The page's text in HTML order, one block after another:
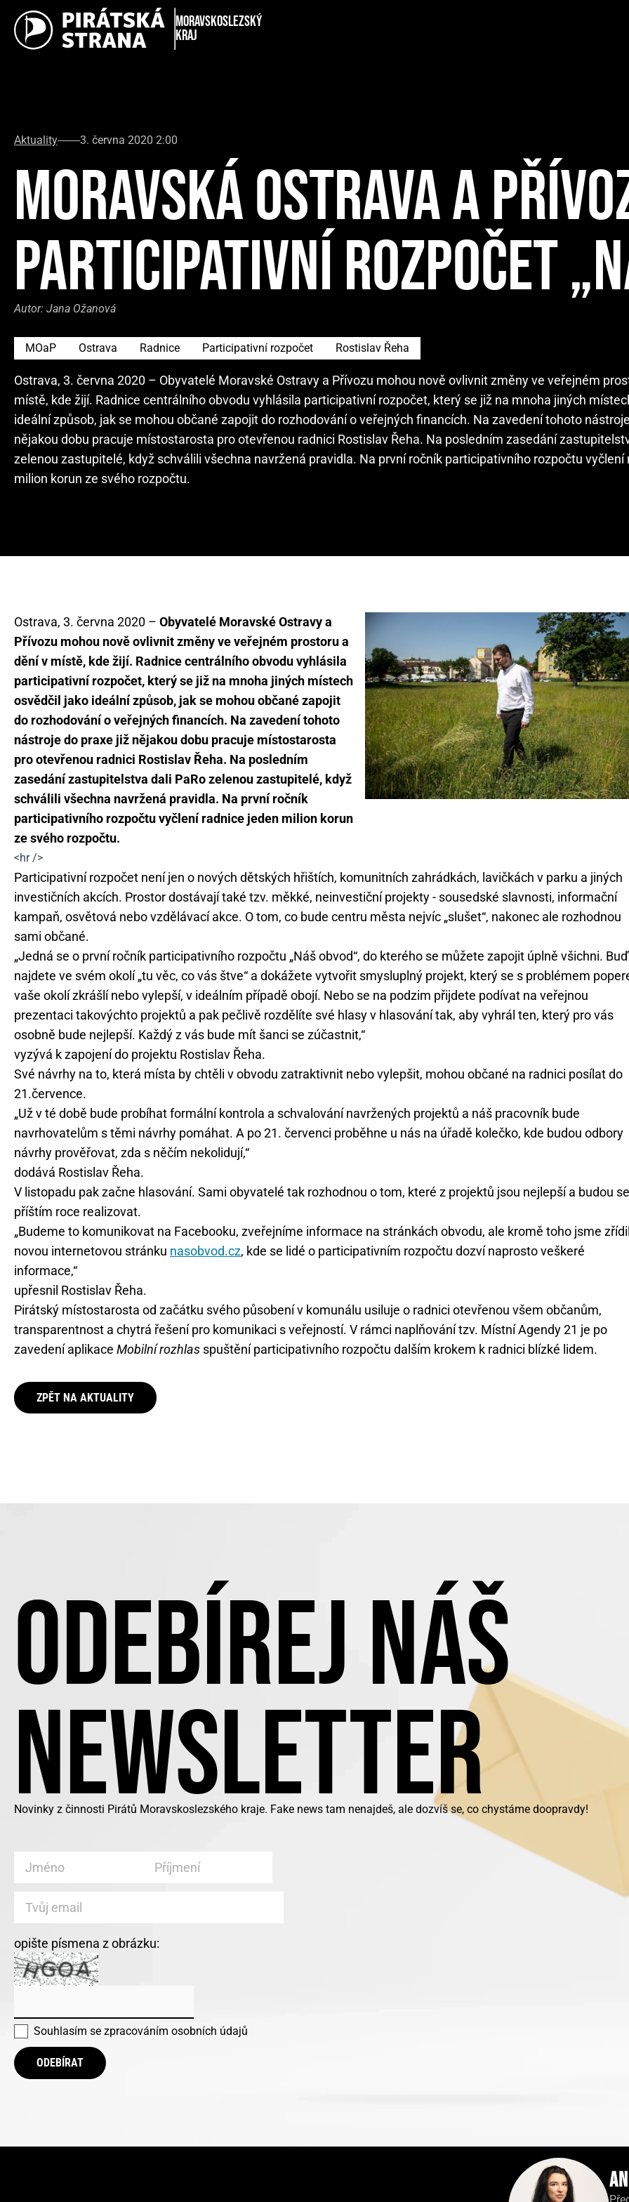
Moravskoslezský
kraj
Aktuality 3. června 2020 2:00
MORAVSKÁ OSTRAVA A
PARTICIPATIVNÍ ROZPOČET
Autor: Jana Ožanová
MOaP Ostrava Radnice Participativní rozpočet Rostislav Řeha
Ostrava, 3. června 2020 – Obyvatelé Moravské Ostravy a Přívozu mohou nově ovlivnit změny ve veřejném
místě, kde žijí. Radnice centrálního obvodu vyhlásila participativní rozpočet, který se již na mnoha jiných
ideální způsob, jak se mohou občané zapojit do rozhodování o veřejných financích. Na zavedení tohoto
nějakou dobu pracuje místostarosta pro otevřenou radnici Rostislav Řeha. Na posledním zasedání
zelenou zastupitelé, když schválili všechna navržená pravidla. Na první ročník participativního rozpočtu vyčlení
milion korun ze svého rozpočtu.
Ostrava, 3. června 2020 – Obyvatelé Moravské Ostravy a
Přívozu mohou nově ovlivnit změny ve veřejném prostoru a
dění v místě, kde žijí. Radnice centrálního obvodu vyhlásila
participativní rozpočet, který se již na mnoha jiných místech
osvědčil jako ideální způsob, jak se mohou občané zapojit
do rozhodování o veřejných financích. Na zavedení tohoto
nástroje do praxe již nějakou dobu pracuje místostarosta
pro otevřenou radnici Rostislav Řeha. Na posledním
zasedání zastupitelstva dali PaRo zelenou zastupitelé, když
schválili všechna navržená pravidla. Na první ročník
participativního rozpočtu vyčlení radnice jeden milion korun
ze svého rozpočtu.
<hr />
Participativní rozpočet není jen o nových dětských hřištích, komunitních zahrádkách, lavičkách v parku a jiných
investičních akcích. Prostor dostávají také tzv. měkké, neinvestiční projekty - sousedské slavnosti, informační
kampaň, osvětová nebo vzdělávací akce. O tom, co bude centru města nejvíc „slušet“, nakonec ale rozhodnou
sami občané.
„Jedná se o první ročník participativního rozpočtu „Náš obvod“, do kterého se můžete zapojit úplně všichni. Buď
najdete ve svém okolí „tu věc, co vás štve“ a dokážete vytvořit smysluplný projekt, který se s problémem
vaše okolí zkrášlí nebo vylepší, v ideálním případě obojí. Nebo se na podzim přijdete podívat na veřejnou
prezentaci takovýchto projektů a pak pečlivě rozdělíte své hlasy v hlasování tak, aby vyhrál ten, který pro vás
osobně bude nejlepší. Každý z vás bude mít šanci se zúčastnit,“
vyzývá k zapojení do projektu Rostislav Řeha.
Své návrhy na to, která místa by chtěli v obvodu zatraktivnit nebo vylepšit, mohou občané na radnici posílat do
21.července.
„Už v té době bude probíhat formální kontrola a schvalování navržených projektů a náš pracovník bude
navrhovatelům s těmi návrhy pomáhat. A po 21. červenci proběhne u nás na úřadě kolečko, kde budou odbory
návrhy prověřovat, zda s něčím nekolidují,“
dodává Rostislav Řeha.
V listopadu pak začne hlasování. Sami obyvatelé tak rozhodnou o tom, které z projektů jsou nejlepší a budou
příštím roce realizovat.
„Budeme to komunikovat na Facebooku, zveřejníme informace na stránkách obvodu, ale kromě toho jsme
novou internetovou stránku nasobvod.cz, kde se lidé o participativním rozpočtu dozví naprosto veškeré
informace,“
upřesnil Rostislav Řeha.
Pirátský místostarosta od začátku svého působení v komunálu usiluje o radnici otevřenou všem občanům,
transparentnost a chytrá řešení pro komunikaci s veřejností. V rámci naplňování tzv. Místní Agendy 21 je po
zavedení aplikace Mobilní rozhlas spuštění participativního rozpočtu dalším krokem k radnici blízké lidem.
ZPĚT NA AKTUALITY
ODEBÍREJ NÁŠ
NEWSLETTER
Novinky z činnosti Pirátů Moravskoslezského kraje. Fake news tam nenajdeš, ale dozvíš se, co chystáme doopravdy!
opište písmena z obrázku:
Souhlasím se zpracováním osobních údajů
ODEBÍRAT